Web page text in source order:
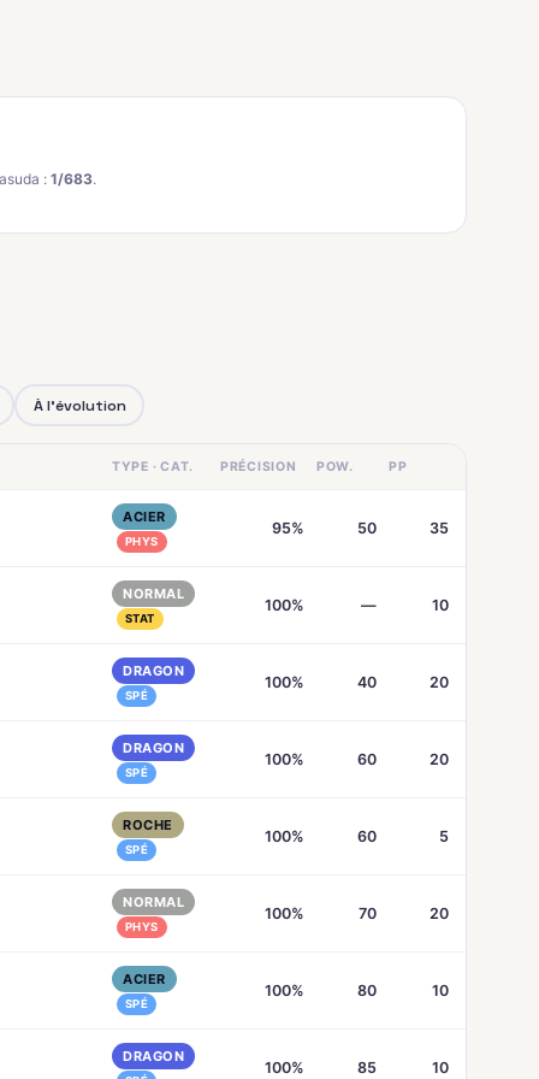
:1/683.
À l'évolution
TYPE · CAT. PRÉCISION POW. PP
ACIER
PHYS
95% 50 35
NORMAL
STAT
100% — 10
DRAGON
SPÉ
100% 40 20
DRAGON
SPÉ
100% 60 20
ROCHE
SPÉ
100% 60 5
NORMAL
PHYS
100% 70 20
ACIER
SPÉ
100% 80 10
DRAGON
100% 85 10